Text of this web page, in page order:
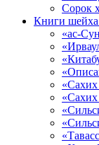
Сорок
Книги
«ас-
«Сахих
«Сахих